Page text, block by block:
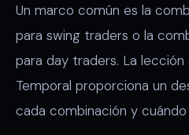
Un marco común es la
para swing traders o la
para day traders. La
Temporal proporciona un
cada combinación y cuándo